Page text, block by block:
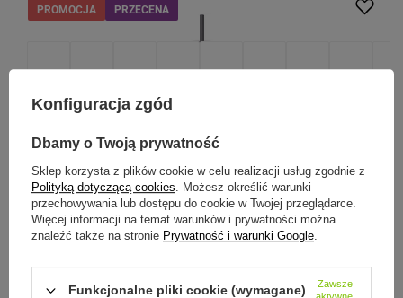
PROMOCJA PRZECENA
CONTIGO
słomką - 1200 ml - Darkstone
Konfiguracja zgód
Dbamy o Twoją prywatność
Sklep korzysta z plików cookie w celu realizacji usług zgodnie z
Polityką dotyczącą cookies. Możesz określić warunki
przechowywania lub dostępu do cookie w Twojej przeglądarce.
Więcej informacji na temat warunków i prywatności można
znaleźć także na stronie Prywatność i warunki Google.
Funkcjonalne pliki cookie (wymagane)
Zawsze